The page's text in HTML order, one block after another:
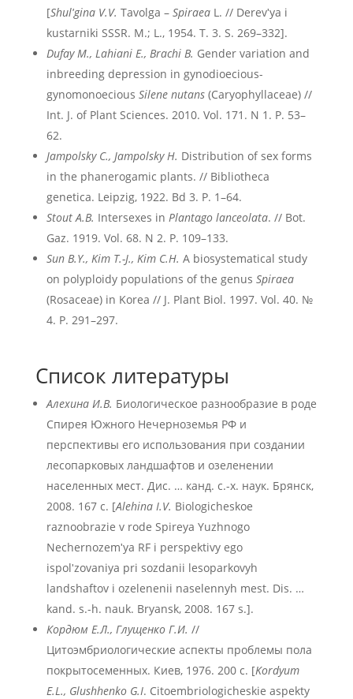
[Shulʹgina V.V. Tavolga – SpiraeaL. // Derevʹya i
kustarniki SSSR. M.; L., 1954. T. 3. S. 269–332].
Dufay M., Lahiani E., Brachi B. Gender variation and
inbreeding depression in gynodioecious-
gynomonoecious Silene nutans(Caryophyllaceae) //
Int. J. of Plant Sciences. 2010. Vol. 171. N 1. P. 53–
62.
Jampolsky C., Jampolsky H. Distribution of sex forms
in the phanerogamic plants. // Bibliotheca
genetica. Leipzig, 1922. Bd 3. P. 1–64.
Stout A.B. Intersexes in Plantago lanceolata. // Bot.
Gaz. 1919. Vol. 68. N 2. P. 109–133.
Sun B.Y., Kim T.-J., Kim C.H. A biosystematical study
on polyploidy populations of the genus Spiraea
(Rosaceae) in Korea // J. Plant Biol. 1997. Vol. 40. №
4. P. 291–297.
Список литературы
Алехина И.В. Биологическое разнообразие в роде
Спирея Южного Нечерноземья РФ и
перспективы его использования при создании
лесопарковых ландшафтов и озеленении
населенных мест. Дис. … канд. с.-х. наук. Брянск,
2008. 167 с. [Alehina I.V. Biologicheskoe
raznoobrazie v rode Spireya Yuzhnogo
Nechernozemʹya RF i perspektivy ego
ispolʹzovaniya pri sozdanii lesoparkovyh
landshaftov i ozelenenii naselennyh mest. Dis. …
kand. s.-h. nauk. Bryansk, 2008. 167 s.].
Кордюм Е.Л., Глущенко Г.И. //
Цитоэмбриологические аспекты проблемы пола
покрытосеменных. Киев, 1976. 200 с. [Kordyum
E.L., Glushhenko G.I. Citoembriologicheskie aspekty